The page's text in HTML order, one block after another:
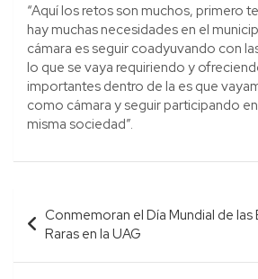
“Aquí los retos son muchos, primero
hay muchas necesidades en el
cámara es seguir coadyuvando con
lo que se vaya requiriendo y
importantes dentro de la es que
como cámara y seguir participando
misma sociedad”.
Navegación
de
entradas
Conmemoran el Día Mundial de
Raras en la UAG